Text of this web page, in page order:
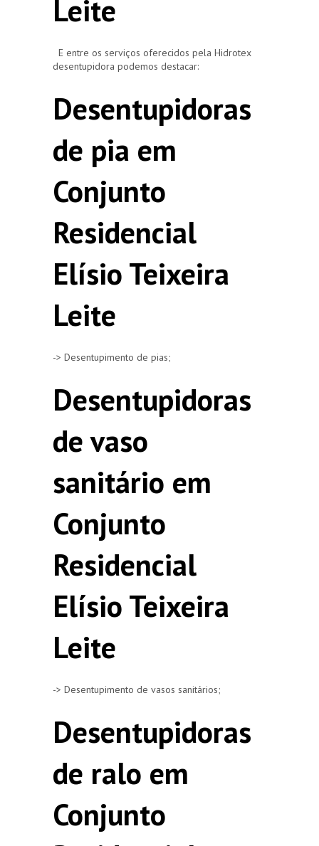
Leite
E entre os serviços oferecidos pela Hidrotex
desentupidora podemos destacar:
Desentupidoras
de pia em
Conjunto
Residencial
Elísio Teixeira
Leite
-> Desentupimento de pias;
Desentupidoras
de vaso
sanitário em
Conjunto
Residencial
Elísio Teixeira
Leite
-> Desentupimento de vasos sanitários;
Desentupidoras
de ralo em
Conjunto